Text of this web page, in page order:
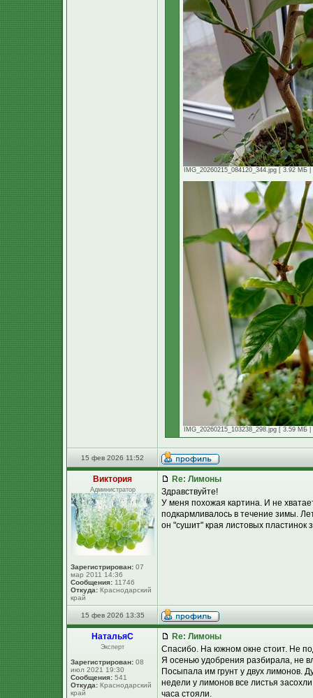
IMG_20260215_084120_344.jpg [ 3.92 МБ
IMG_20260215_103238_298.jpg [ 3.59 МБ
15 фев 2026 11:52
Виктория
Администратор
Зарегистрирован: 07
мар 2011 14:36
Сообщения: 11746
Откуда: Краснодарский
край
Re: Лимоны
Здравствуйте!
У меня похожая картина. И не
подкармливалось в течение зимы.
он "сушит" края листовых пластинок
15 фев 2026 13:35
НатальяС
Эксперт
Зарегистрирован: 08
июл 2021 19:30
Сообщения: 541
Откуда: Краснодарский
край
Re: Лимоны
Спасибо. На южном окне стоит. Не
Я осенью удобрения разбирала, не
Посыпала им грунт у двух лимонов.
недели у лимонов все листья
часа стояли.